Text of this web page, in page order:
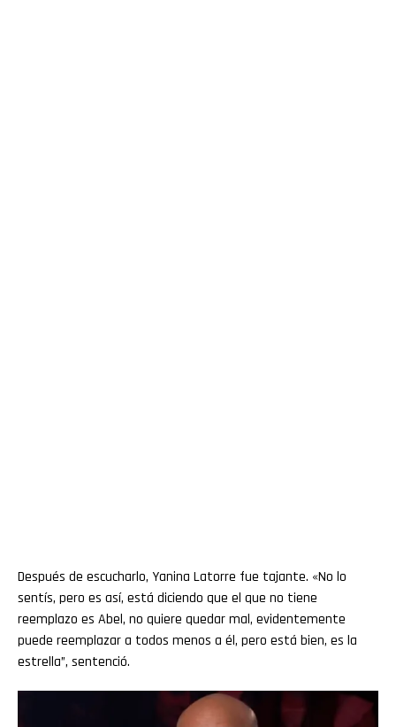
Después de escucharlo, Yanina Latorre fue tajante. «No lo
sentís, pero es así, está diciendo que el que no tiene
reemplazo es Abel, no quiere quedar mal, evidentemente
puede reemplazar a todos menos a él, pero está bien, es la
estrella”, sentenció.